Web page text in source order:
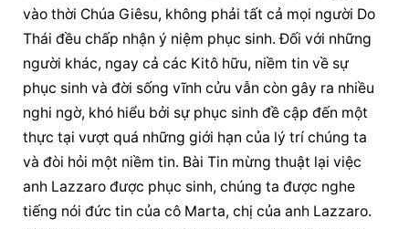
vào thời Chúa Giêsu, không phải tất cả mọi người Do
Thái đều chấp nhận ý niệm phục sinh. Đối với những
người khác, ngay cả các Kitô hữu, niềm tin về sự
phục sinh và đời sống vĩnh cửu vẫn còn gây ra nhiều
nghi ngờ, khó hiểu bởi sự phục sinh đề cập đến một
thực tại vượt quá những giới hạn của lý trí chúng ta
và đòi hỏi một niềm tin. Bài Tin mừng thuật lại việc
anh Lazzaro được phục sinh, chúng ta được nghe
tiếng nói đức tin của cô Marta, chị của anh Lazzaro.